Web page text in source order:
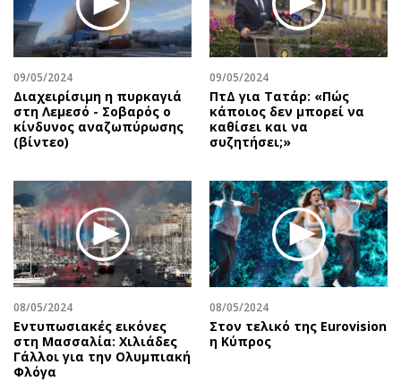
09/05/2024
Διαχειρίσιμη η πυρκαγιά
στη Λεμεσό - Σοβαρός ο
κίνδυνος αναζωπύρωσης
(βίντεο)
09/05/2024
ΠτΔ για Τατάρ: «Πώς
κάποιος δεν μπορεί να
καθίσει και να
συζητήσει;»
08/05/2024
Εντυπωσιακές εικόνες
στη Μασσαλία: Χιλιάδες
Γάλλοι για την Ολυμπιακή
Φλόγα
08/05/2024
Στον τελικό της Eurovision
η Κύπρος